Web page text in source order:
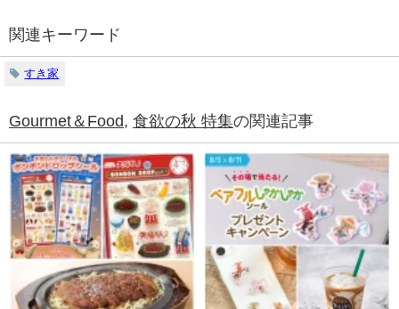
関連キーワード
すき家
Gourmet＆Food, 食欲の秋 特集の関連記事